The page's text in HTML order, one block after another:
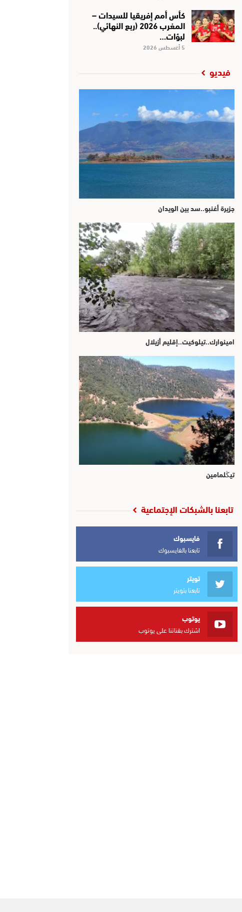
كأس أمم إفريقيا للسيدات –
المغرب 2026 (ربع النهائي)..
لبؤات…
5 أغسطس 2026
فيديو
جزيرة أغنبو..سد بين الويدان
امينوارك..تيلوكيت..إقليم أزيلال
تيڭلمامين
تابعنا بالشبكات الإجتماعية
فايسبوك
تابعنا بالفايسبوك
تويتر
تابعنا بتويتر
يوتوب
اشترك بقناتنا على يوتوب